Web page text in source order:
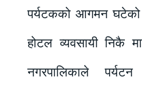
पर्यटकको आगमन घटेको
होटल व्यवसायी निकै
नगरपालिकाले